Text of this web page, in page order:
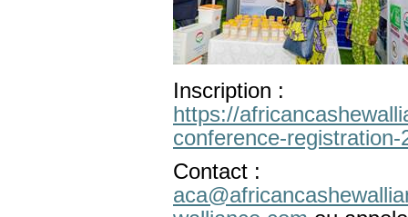
Inscription :
https://
conference-registration-
Contact :